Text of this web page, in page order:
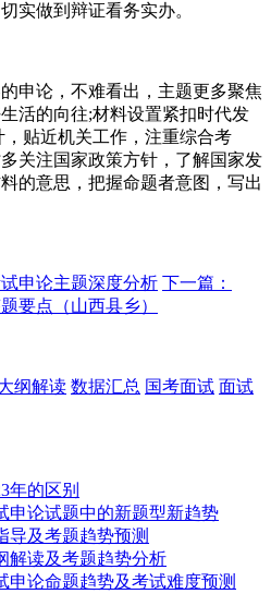
实做到辩证看务实办。
申论，不难看出，主题更多聚焦
活的向往;材料设置紧扣时代发
贴近机关工作，注重综合考
关注国家政策方针，了解国家发
的意思，把握命题者意图，写出
试申论主题深度分析 下一篇：
要点（山西县乡）
纲解读 数据汇总 国考面试 面试
年的区别
申论试题中的新题型新趋势
导及考题趋势预测
解读及考题趋势分析
申论命题趋势及考试难度预测